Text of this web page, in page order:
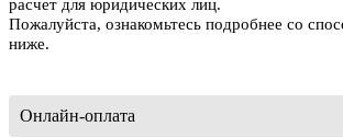
расчет для юридических лиц.
Пожалуйста, ознакомьтесь подробнее со
ниже.
Онлайн-оплата